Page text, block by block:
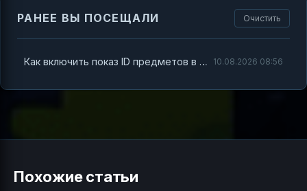
РАНЕЕ ВЫ ПОСЕЩАЛИ Очистить
Как включить показ ID предметов в Minecraft и разобраться с их значением 10.08.2026 08:56
Похожие статьи